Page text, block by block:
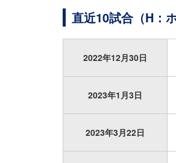
直近10試合（H：
2022年12月30日
2023年1月3日
2023年3月22日